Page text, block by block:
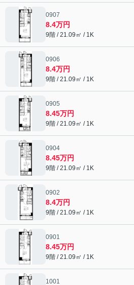
0907
8.4万円
9階 / 21.09㎡ / 1K
0906
8.4万円
9階 / 21.09㎡ / 1K
0905
8.45万円
9階 / 21.09㎡ / 1K
0904
8.45万円
9階 / 21.09㎡ / 1K
0902
8.4万円
9階 / 21.09㎡ / 1K
0901
8.45万円
9階 / 21.09㎡ / 1K
1001